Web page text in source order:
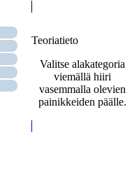
Teoriatieto
Valitse alakategoria
viemällä hiiri
vasemmalla olevien
painikkeiden päälle.